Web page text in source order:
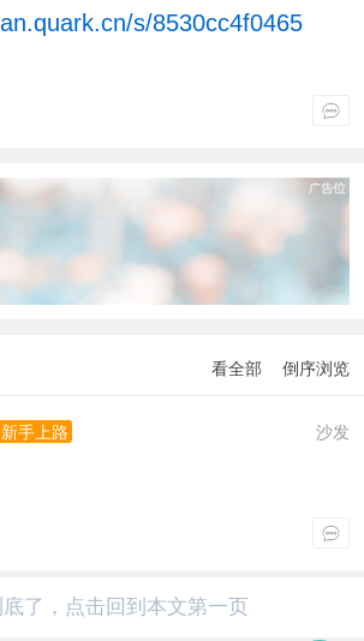
s/8530cc4f0465
看全部 倒序浏览
沙发
新手上路
了，点击回到本文第一页